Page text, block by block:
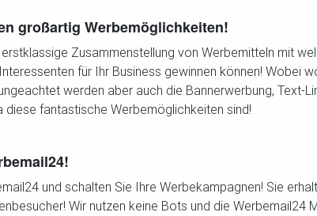
großartig Werbemöglichkeiten!
Zusammenstellung von Werbemitteln mit
für Ihr Business gewinnen können! Wobei
werden aber auch die Bannerwerbung, Text-
diese fantastische Werbemöglichkeiten sind!
und schalten Sie Ihre Werbekampagnen! Sie
Wir nutzen keine Bots und die Werbemail24